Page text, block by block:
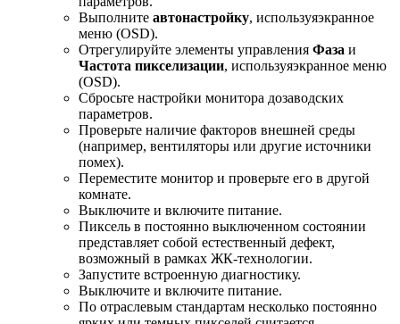
Выполните автонастройку, используяэкранное
меню (OSD).
Отрегулируйте элементы управления Фаза и
Частота пикселизации, используяэкранное меню
(OSD).
Сбросьте настройки монитора дозаводских
параметров.
Проверьте наличие факторов внешней среды
(например, вентиляторы или другие источники
помех).
Переместите монитор и проверьте его в другой
комнате.
Выключите и включите питание.
Пиксель в постоянно выключенном состоянии
представляет собой естественный дефект,
возможный в рамках ЖК-технологии.
Запустите встроенную диагностику.
Выключите и включите питание.
По отраслевым стандартам несколько постоянно